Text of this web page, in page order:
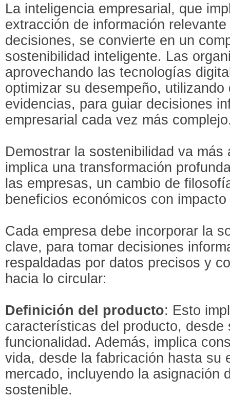
La inteligencia empresarial, que
extracción de información
decisiones, se convierte en un
sostenibilidad inteligente. Las
aprovechando las tecnologías
optimizar su desempeño,
evidencias, para guiar decisiones
empresarial cada vez más
Demostrar la sostenibilidad va
implica una transformación
las empresas, un cambio de
beneficios económicos con
Cada empresa debe incorporar la
clave, para tomar decisiones
respaldadas por datos precisos y
hacia lo circular:
Definición del producto: Esto
características del producto,
funcionalidad. Además, implica
vida, desde la fabricación hasta su
mercado, incluyendo la asignación
sostenible.